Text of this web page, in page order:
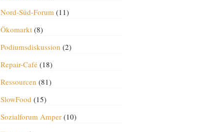
Nord-Süd-Forum(11)
Ökomarkt(8)
Podiumsdiskussion (2)
Repair-Café(18)
Ressourcen (81)
SlowFood (15)
Sozialforum Amper(10)